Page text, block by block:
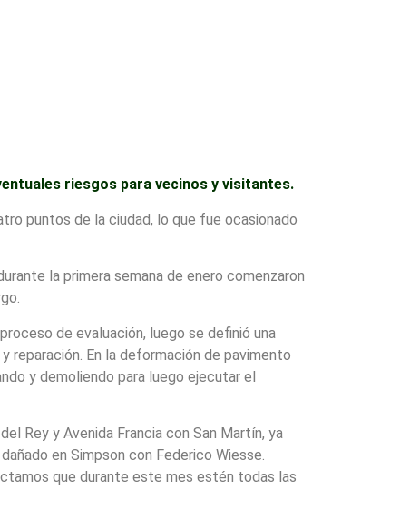
riesgos para vecinos y visitantes.
puntos de la ciudad, lo que fue ocasionado
la primera semana de enero comenzaron
de evaluación, luego se definió una
En la deformación de pavimento
y demoliendo para luego ejecutar el
Rey y Avenida Francia con San Martín, ya
en Simpson con Federico Wiesse.
que durante este mes estén todas las